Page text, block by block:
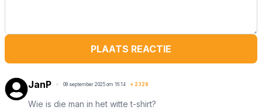
PLAATS REACTIE
JanP 08 september 2025 om 16:14 + 2329
Wie is die man in het witte t-shirt?